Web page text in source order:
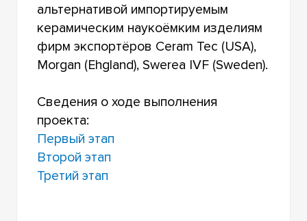
альтернативой импортируемым
керамическим наукоёмким изделиям
фирм экспортёров Ceram Tec (USA),
Morgan (Ehgland), Swerea IVF (Sweden).
Сведения о ходе выполнения
проекта:
Первый этап
Второй этап
Третий этап